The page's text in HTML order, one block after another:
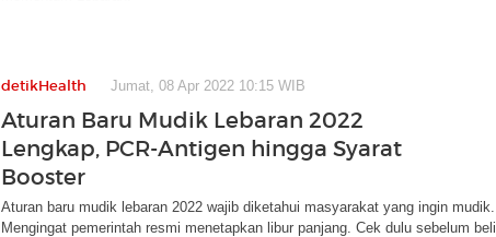
detikHealth Jumat, 08 Apr 2022 10:15 WIB
Aturan Baru Mudik Lebaran 2022
Lengkap, PCR-Antigen hingga Syarat
Booster
Aturan baru mudik lebaran 2022 wajib diketahui masyarakat yang ingin mudik.
Mengingat pemerintah resmi menetapkan libur panjang. Cek dulu sebelum beli